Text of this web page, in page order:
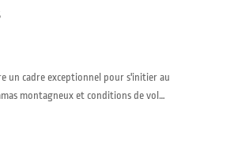
un cadre exceptionnel pour s'initier au
montagneux et conditions de vol…